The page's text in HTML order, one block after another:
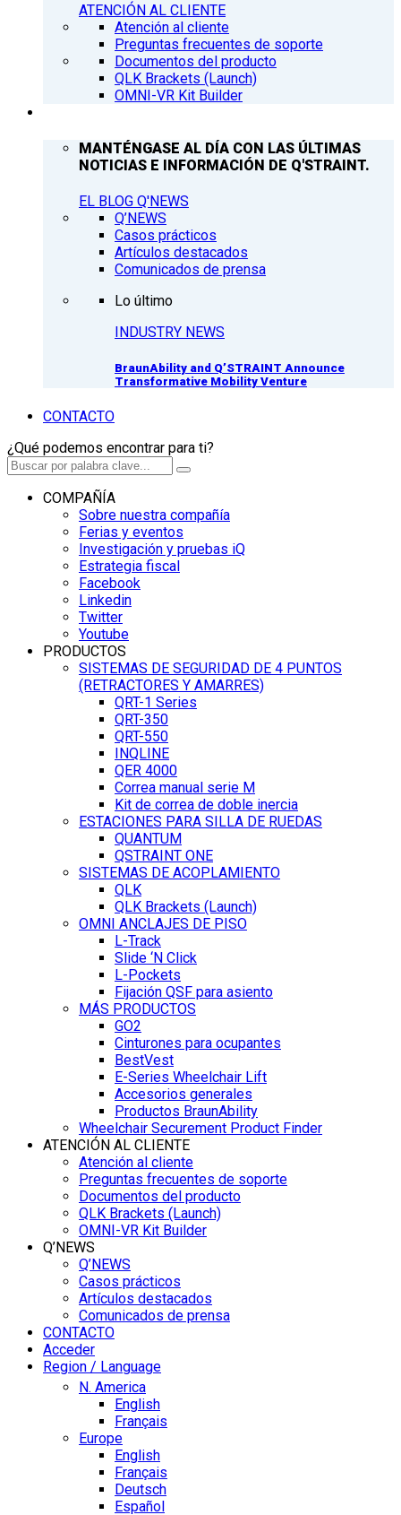
ATENCIÓN AL CLIENTE
Atención al cliente
Preguntas frecuentes de soporte
Documentos del producto
QLK Brackets (Launch)
OMNI-VR Kit Builder
MANTÉNGASE AL DÍA CON LAS ÚLTIMAS
NOTICIAS E INFORMACIÓN DE Q'STRAINT.
EL BLOG Q'NEWS
Q’NEWS
Casos prácticos
Artículos destacados
Comunicados de prensa
Lo último
INDUSTRY NEWS
BraunAbility and Q’STRAINT Announce
Transformative Mobility Venture
CONTACTO
¿Qué podemos encontrar para ti?
COMPAÑÍA
Sobre nuestra compañía
Ferias y eventos
Investigación y pruebas iQ
Estrategia fiscal
Facebook
Linkedin
Twitter
Youtube
PRODUCTOS
SISTEMAS DE SEGURIDAD DE 4 PUNTOS
(RETRACTORES Y AMARRES)
QRT-1 Series
QRT-350
QRT-550
INQLINE
QER 4000
Correa manual serie M
Kit de correa de doble inercia
ESTACIONES PARA SILLA DE RUEDAS
QUANTUM
QSTRAINT ONE
SISTEMAS DE ACOPLAMIENTO
QLK
QLK Brackets (Launch)
OMNI ANCLAJES DE PISO
L-Track
Slide ‘N Click
L-Pockets
Fijación QSF para asiento
MÁS PRODUCTOS
GO2
Cinturones para ocupantes
BestVest
E-Series Wheelchair Lift
Accesorios generales
Productos BraunAbility
Wheelchair Securement Product Finder
ATENCIÓN AL CLIENTE
Atención al cliente
Preguntas frecuentes de soporte
Documentos del producto
QLK Brackets (Launch)
OMNI-VR Kit Builder
Q’NEWS
Q’NEWS
Casos prácticos
Artículos destacados
Comunicados de prensa
CONTACTO
Acceder
Region / Language
N. America
English
Français
Europe
English
Français
Deutsch
Español